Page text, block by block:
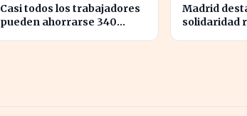
Casi todos los trabajadores
pueden ahorrarse 340
Madrid
solidaridad